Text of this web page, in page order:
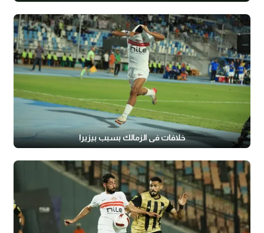
خلافات في الزمالك بسبب بيزيرا